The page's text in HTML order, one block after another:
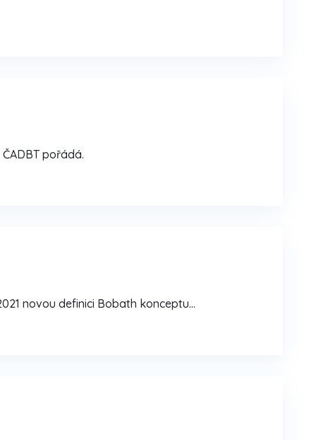
pořádá.
novou definici Bobath konceptu…